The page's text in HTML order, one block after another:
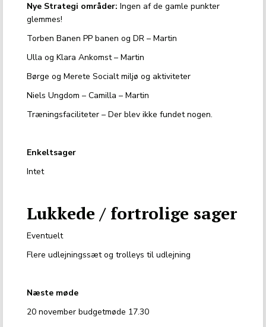
Nye Strategi områder: Ingen af de gamle punkter
glemmes!
Torben Banen PP banen og DR – Martin
Ulla og Klara Ankomst – Martin
Børge og Merete Socialt miljø og aktiviteter
Niels Ungdom – Camilla – Martin
Træningsfaciliteter – Der blev ikke fundet nogen.
Enkeltsager
Intet
Lukkede / fortrolige sager
Eventuelt
Flere udlejningssæt og trolleys til udlejning
Næste møde
20 november budgetmøde 17.30